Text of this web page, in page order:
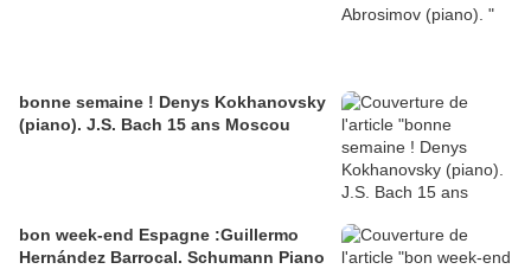
bonne semaine ! Denys Kokhanovsky
(piano). J.S. Bach 15 ans Moscou
bon week-end Espagne :Guillermo
Hernández Barrocal. Schumann Piano